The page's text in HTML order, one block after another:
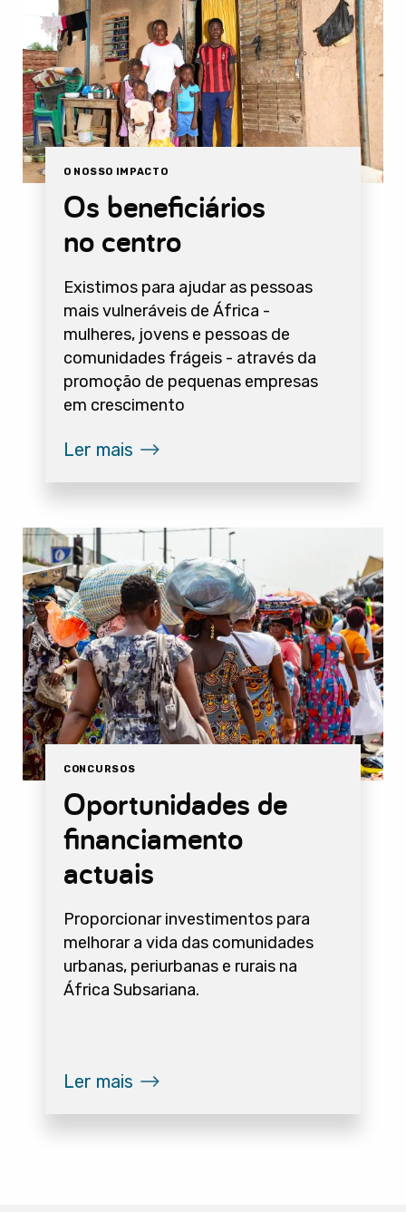
O NOSSO IMPACTO
Os beneficiários
no centro
Existimos para ajudar as pessoas
mais vulneráveis de África -
mulheres, jovens e pessoas de
comunidades frágeis - através da
promoção de pequenas empresas
em crescimento
Ler mais
CONCURSOS
Oportunidades de
financiamento
actuais
Proporcionar investimentos para
melhorar a vida das comunidades
urbanas, periurbanas e rurais na
África Subsariana.
Ler mais